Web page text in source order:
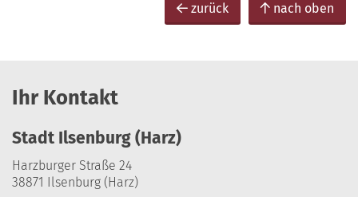
zurück nach oben
Ihr Kontakt
Stadt Ilsenburg (Harz)
Harzburger Straße 24
38871 Ilsenburg (Harz)